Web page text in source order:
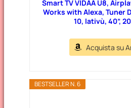
Smart TV VIDAA U8,
Works with Alexa, Tuner
10, lativù, 40”,
Acquista su
BESTSELLER N. 6